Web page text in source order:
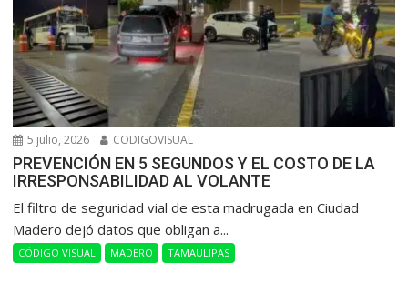
5 julio, 2026 CODIGOVISUAL
PREVENCIÓN EN 5 SEGUNDOS Y EL COSTO DE LA
IRRESPONSABILIDAD AL VOLANTE
​El filtro de seguridad vial de esta madrugada en Ciudad
Madero dejó datos que obligan a...
CÓDIGO VISUAL MADERO TAMAULIPAS